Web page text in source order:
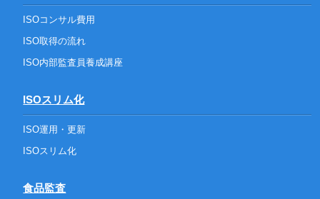
ISOコンサル費用
ISO取得の流れ
ISO内部監査員養成講座
ISOスリム化
ISO運用・更新
ISOスリム化
食品監査